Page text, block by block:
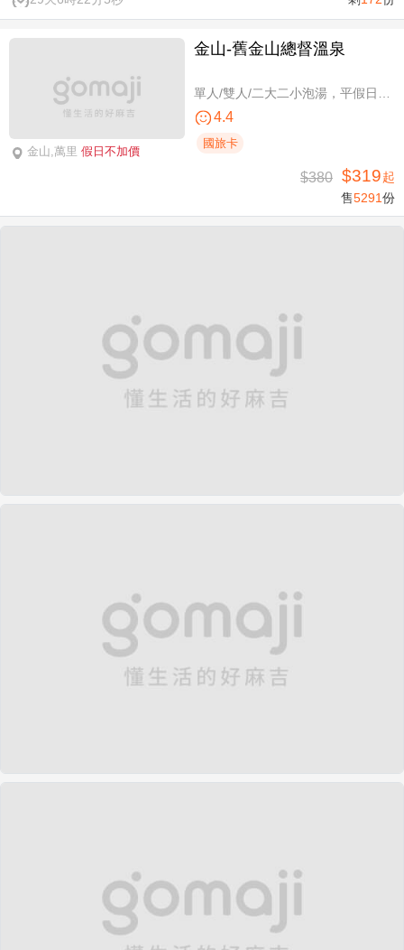
金山,萬里 假日不加價
金山-舊金山總督溫泉
4.4
國旅卡
$380 $319起
售5291份